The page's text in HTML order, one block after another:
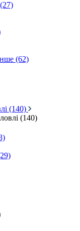
(62)
(140)
(140)